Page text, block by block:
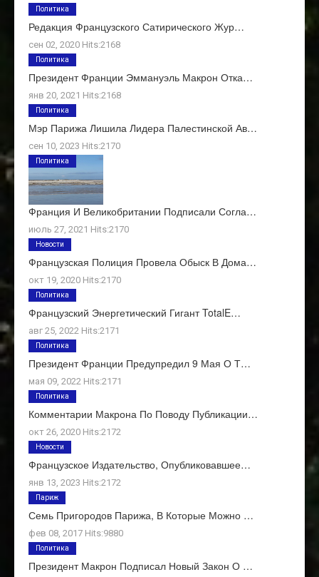
Редакция Французского Сатирического Жур…
сен 02, 2020 Hits:2168
Политика
Президент Франции Эммануэль Макрон Отка…
янв 20, 2021 Hits:2168
Политика
Мэр Парижа Лишила Лидера Палестинской Ав…
сен 10, 2023 Hits:2170
Политика
Франция И Великобритании Подписали Согла…
июль 27, 2021 Hits:2170
Политика
Французская Полиция Провела Обыск В Дома…
окт 19, 2020 Hits:2170
Новости
Французский Энергетический Гигант TotalE…
авг 25, 2022 Hits:2171
Политика
Президент Франции Предупредил 9 Мая О Т…
мая 09, 2022 Hits:2171
Политика
Комментарии Макрона По Поводу Публикации…
окт 26, 2020 Hits:2172
Политика
Французское Издательство, Опубликовавшее…
янв 13, 2023 Hits:2172
Новости
Семь Пригородов Парижа, В Которые Можно …
фев 08, 2017 Hits:9880
Париж
Президент Макрон Подписал Новый Закон О …
Политика